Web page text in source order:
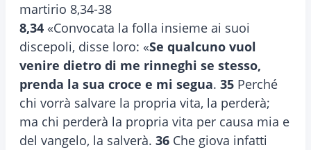
martirio 8,34-38
8,34 «Convocata la folla insieme ai suoi
discepoli, disse loro: «Se qualcuno vuol
venire dietro di me rinneghi se stesso,
prenda la sua croce e mi segua. 35 Perché
chi vorrà salvare la propria vita, la perderà;
ma chi perderà la propria vita per causa mia e
del vangelo, la salverà. 36 Che giova infatti